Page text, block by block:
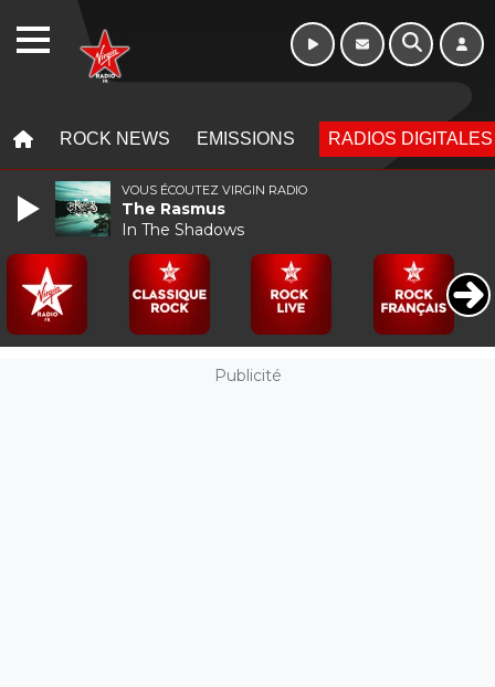
ROCK NEWS EMISSIONS RADIOS DIGITALES
Publicité
VOUS ÉCOUTEZ VIRGIN RADIO
The Rasmus
In The Shadows
WEBRADIO